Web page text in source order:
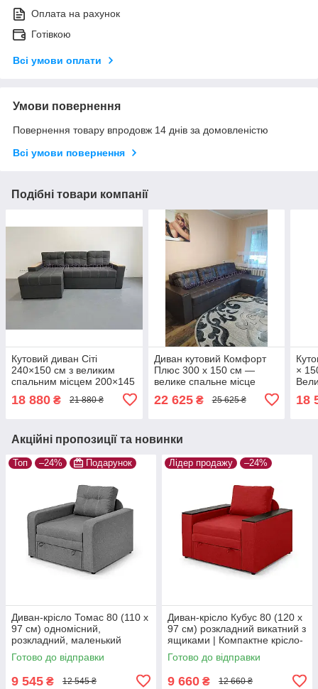
Оплата на рахунок
Готівкою
Всі умови оплати
Умови повернення
Повернення товару впродовж 14 днів за домовленістю
Всі умови повернення
Подібні товари компанії
Кутовий диван Сіті
240×150 см з великим
спальним місцем 200×145
щоденного сну | рогожка,
18 880 ₴ 21 880 ₴
Диван кутовий Комфорт
Плюс 300 х 150 см —
велике спальне місце
замша антикіготь, темно-
22 625₴ 25 625 ₴
×
18
Акційні пропозиції та новинки
Топ –24% Подарунок
Диван-крісло Томас 80 (110 х
97 см) одномісний,
розкладний, маленький
диван зі спальним місцем і
нішею для білизни, рогожка,
Готово до відправки
9 545 ₴ 12 545 ₴
Лідер продажу –24%
Диван-крісло Кубус 80 (120 х
97 см) розкладний викатний з
ящиками | Компактне крісло-
ліжко для щоденного сну,
рогожка, червоний
Готово до відправки
9 660 ₴ 12 660 ₴